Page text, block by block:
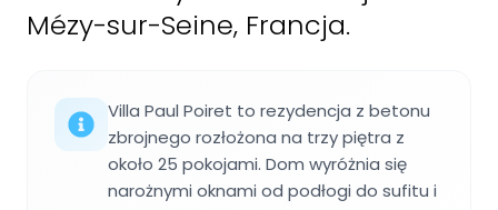
Mézy-sur-Seine, Francja.
Villa Paul Poiret to rezydencja z betonu
zbrojnego rozłożona na trzy piętra z
około 25 pokojami. Dom wyróżnia się
narożnymi oknami od podłogi do sufitu i